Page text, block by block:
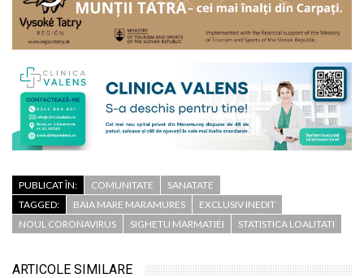
PUBLICAT ÎN: COMUNITATE
SANATATE
TAGGED:
BAIA MARE MARAMURES
EXCLUSIV INEDIT
NOUL CORONAVIRUS
SIGHETU MARMATIEI STATISTICA LOALITATI
ARTICOLE SIMILARE